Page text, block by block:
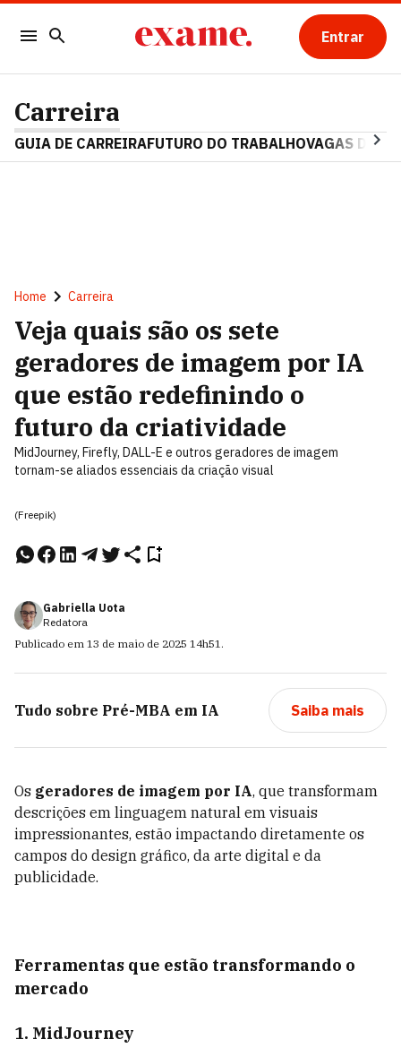
Entrar
Carreira
GUIA DE CARREIRAFUTURO DO TRABALHOVAGAS DE
Home Carreira
Veja quais são os sete
geradores de imagem por IA
que estão redefinindo o
futuro da criatividade
MidJourney, Firefly, DALL-E e outros geradores de imagem
tornam-se aliados essenciais da criação visual
(Freepik)
Gabriella Uota
Redatora
Publicado em 13 de maio de 2025 14h51.
Tudo sobre Pré-MBA em IA Saiba mais
Os geradores de imagem por IA, que transformam
descrições em linguagem natural em visuais
impressionantes, estão impactando diretamente os
campos do design gráfico, da arte digital e da
publicidade.
Ferramentas que estão transformando o
mercado
1. MidJourney